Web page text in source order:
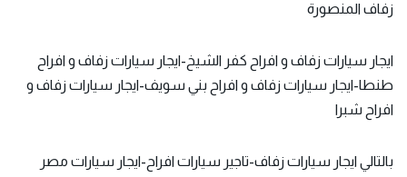
زفاف المنصورة
ايجار سيارات زفاف و افراح كفر الشيخ-ايجار سيارات زفاف و افراح
طنطا-ايجار سيارات زفاف و افراح بني سويف-ايجار سيارات زفاف و
افراح شبرا
بالتالي ايجار سيارات زفاف-تاجير سيارات افراح-ايجار سيارات مصر